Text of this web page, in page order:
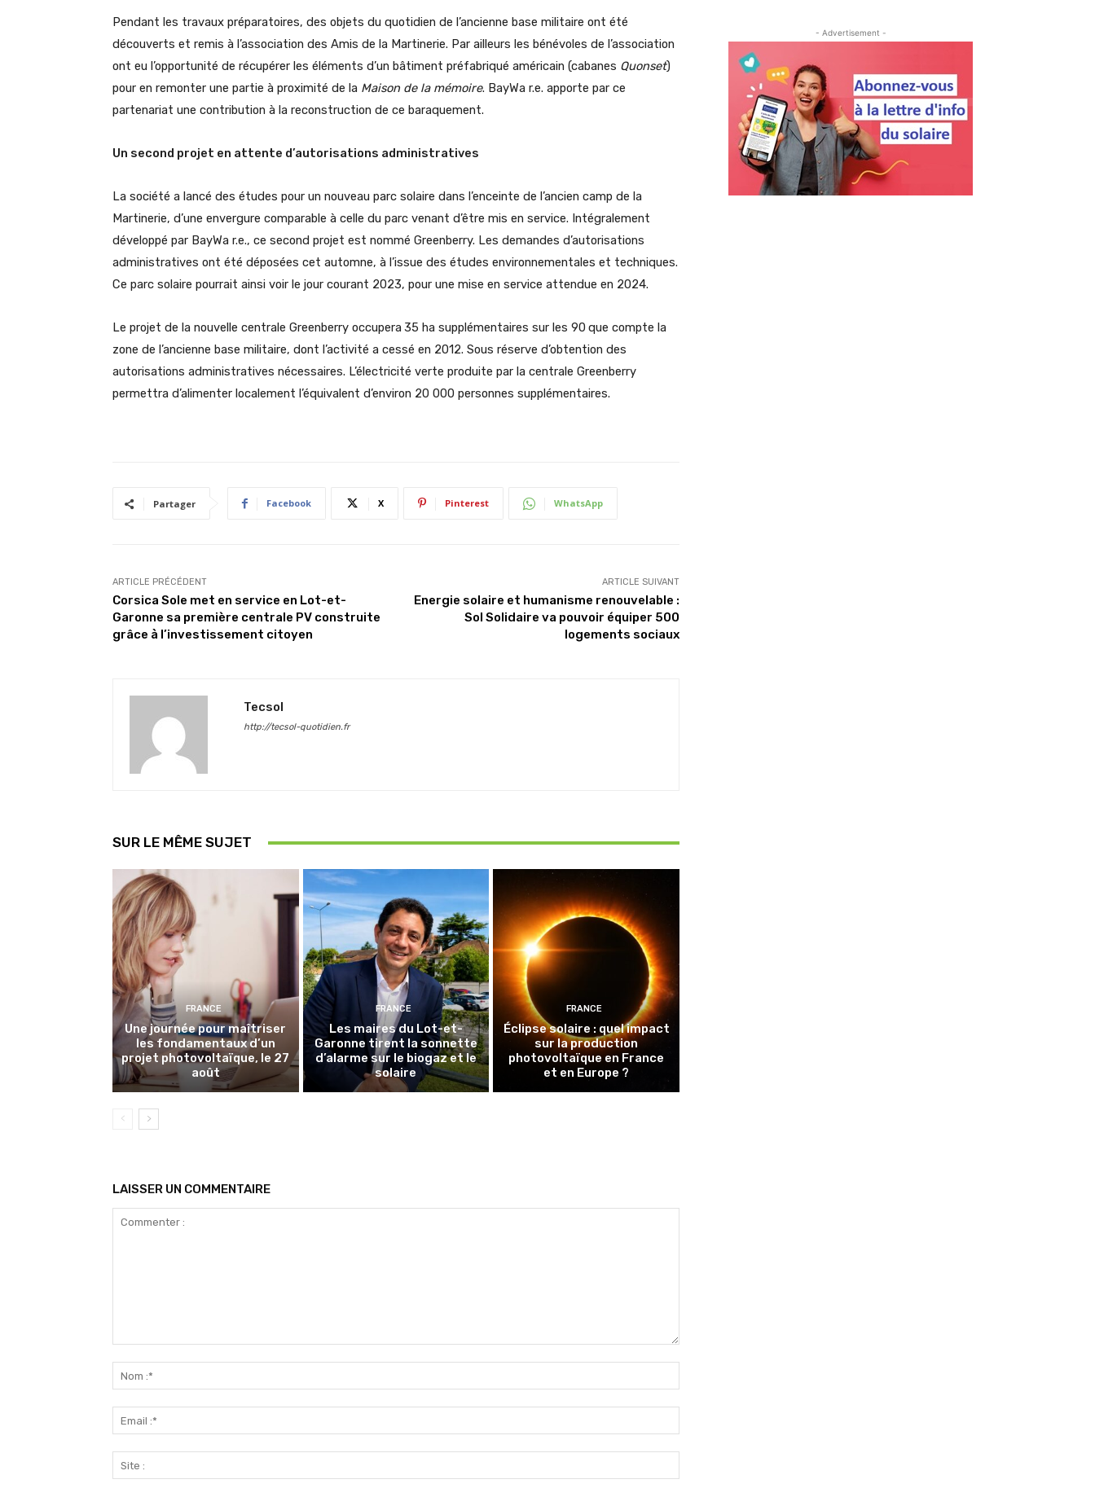
Pendant les travaux préparatoires, des objets du quotidien de l’ancienne base militaire ont été
découverts et remis à l’association des Amis de la Martinerie. Par ailleurs les bénévoles de l’association
ont eu l’opportunité de récupérer les éléments d’un bâtiment préfabriqué américain (cabanes Quonset)
pour en remonter une partie à proximité de la Maison de la mémoire. BayWa r.e. apporte par ce
partenariat une contribution à la reconstruction de ce baraquement.
Un second projet en attente d’autorisations administratives
La société a lancé des études pour un nouveau parc solaire dans l’enceinte de l’ancien camp de la
Martinerie, d’une envergure comparable à celle du parc venant d’être mis en service. Intégralement
développé par BayWa r.e., ce second projet est nommé Greenberry. Les demandes d’autorisations
administratives ont été déposées cet automne, à l’issue des études environnementales et techniques.
Ce parc solaire pourrait ainsi voir le jour courant 2023, pour une mise en service attendue en 2024.
Le projet de la nouvelle centrale Greenberry occupera 35 ha supplémentaires sur les 90 que compte la
zone de l’ancienne base militaire, dont l’activité a cessé en 2012. Sous réserve d’obtention des
autorisations administratives nécessaires. L’électricité verte produite par la centrale Greenberry
permettra d’alimenter localement l’équivalent d’environ 20 000 personnes supplémentaires.
Partager Facebook X Pinterest WhatsApp
ARTICLE PRÉCÉDENT
Corsica Sole met en service en Lot-et-
Garonne sa première centrale PV construite
grâce à l’investissement citoyen
ARTICLE SUIVANT
Energie solaire et humanisme renouvelable :
Sol Solidaire va pouvoir équiper 500
logements sociaux
Tecsol
http://tecsol-quotidien.fr
SUR LE MÊME SUJET
FRANCE
Une journée pour maîtriser
les fondamentaux d’un
projet photovoltaïque, le 27
août
FRANCE
Les maires du Lot-et-
Garonne tirent la sonnette
d’alarme sur le biogaz et le
solaire
FRANCE
Éclipse solaire : quel impact
sur la production
photovoltaïque en France
et en Europe ?
LAISSER UN COMMENTAIRE
:*
:*
:
- Advertisement -